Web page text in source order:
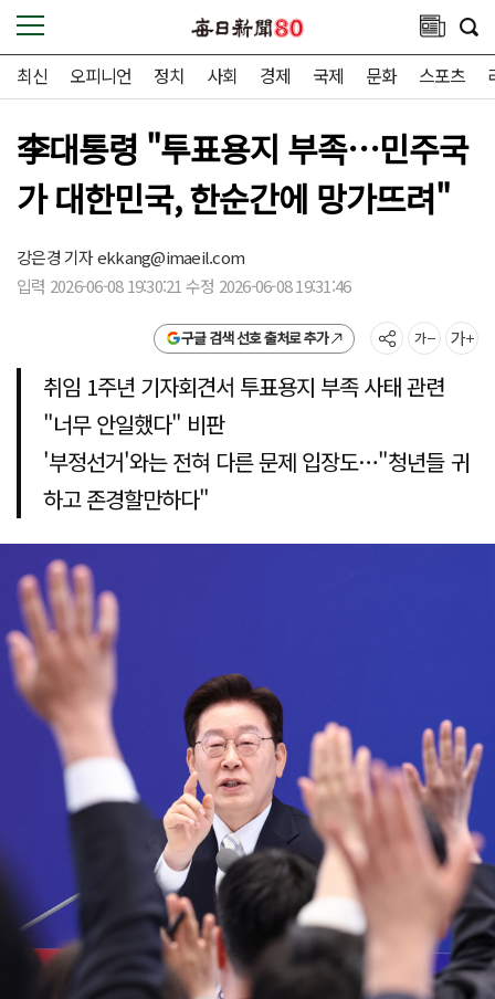
최신 오피니언 정치 사회 경제 국제 문화 스포츠
李대통령 "투표용지 부족…민주국
가 대한민국, 한순간에 망가뜨려"
강은경 기자ekkang@imaeil.com
입력 2026-06-08 19:30:21 수정 2026-06-08 19:31:46
구글 검색 선호 출처로 추가
취임 1주년 기자회견서 투표용지 부족 사태 관련
"너무 안일했다" 비판
'부정선거'와는 전혀 다른 문제 입장도…"청년들 귀
하고 존경할만하다"